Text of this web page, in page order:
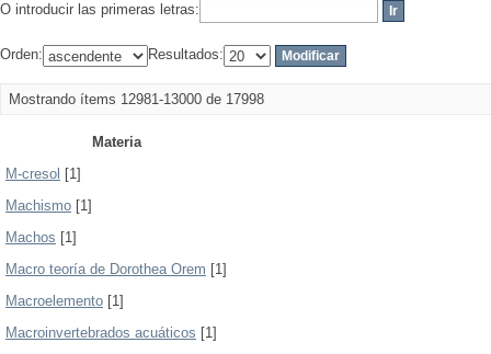
O introducir las primeras letras:
Orden: Resultados:
Mostrando ítems 12981-13000 de 17998
Materia
M-cresol [1]
Machismo [1]
Machos [1]
Macro teoría de Dorothea Orem [1]
Macroelemento [1]
Macroinvertebrados acuáticos [1]